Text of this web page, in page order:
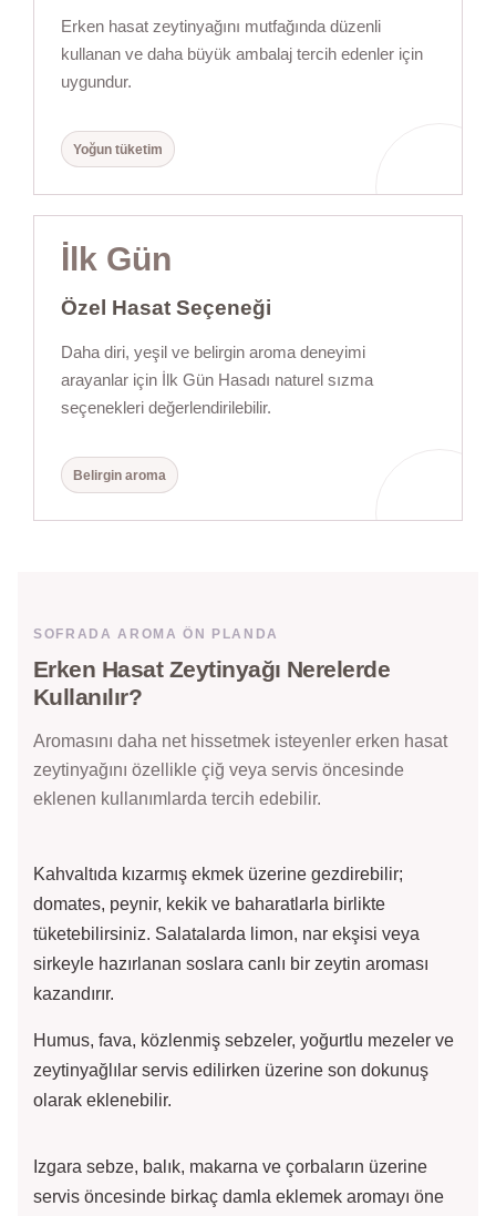
Erken hasat zeytinyağını mutfağında düzenli
kullanan ve daha büyük ambalaj tercih edenler için
uygundur.
Yoğun tüketim
İlk Gün
Özel Hasat Seçeneği
Daha diri, yeşil ve belirgin aroma deneyimi
arayanlar için İlk Gün Hasadı naturel sızma
seçenekleri değerlendirilebilir.
Belirgin aroma
SOFRADA AROMA ÖN PLANDA
Erken Hasat Zeytinyağı Nerelerde
Kullanılır?
Aromasını daha net hissetmek isteyenler erken hasat
zeytinyağını özellikle çiğ veya servis öncesinde
eklenen kullanımlarda tercih edebilir.
Kahvaltıda kızarmış ekmek üzerine gezdirebilir;
domates, peynir, kekik ve baharatlarla birlikte
tüketebilirsiniz. Salatalarda limon, nar ekşisi veya
sirkeyle hazırlanan soslara canlı bir zeytin aroması
kazandırır.
Humus, fava, közlenmiş sebzeler, yoğurtlu mezeler ve
zeytinyağlılar servis edilirken üzerine son dokunuş
olarak eklenebilir.
Izgara sebze, balık, makarna ve çorbaların üzerine
servis öncesinde birkaç damla eklemek aromayı öne